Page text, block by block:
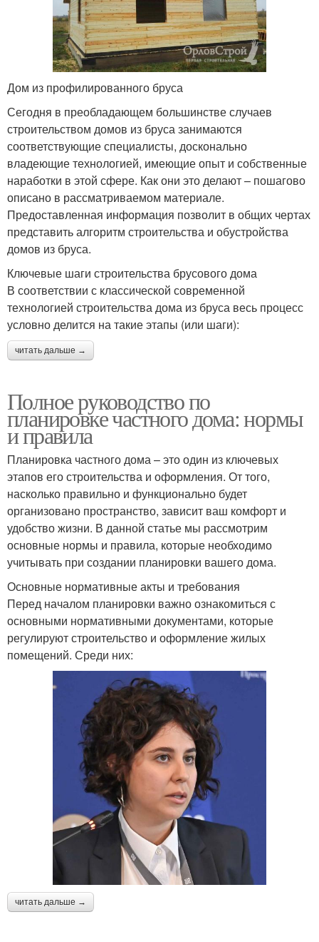
Дом из профилированного бруса
Сегодня в преобладающем большинстве случаев
строительством домов из бруса занимаются
соответствующие специалисты, досконально
владеющие технологией, имеющие опыт и собственные
наработки в этой сфере. Как они это делают – пошагово
описано в рассматриваемом материале.
Предоставленная информация позволит в общих чертах
представить алгоритм строительства и обустройства
домов из бруса.
Ключевые шаги строительства брусового дома
В соответствии с классической современной
технологией строительства дома из бруса весь процесс
условно делится на такие этапы (или шаги):
читать дальше →
Полное руководство по
планировке частного дома: нормы
и правила
Планировка частного дома – это один из ключевых
этапов его строительства и оформления. От того,
насколько правильно и функционально будет
организовано пространство, зависит ваш комфорт и
удобство жизни. В данной статье мы рассмотрим
основные нормы и правила, которые необходимо
учитывать при создании планировки вашего дома.
Основные нормативные акты и требования
Перед началом планировки важно ознакомиться с
основными нормативными документами, которые
регулируют строительство и оформление жилых
помещений. Среди них:
читать дальше →